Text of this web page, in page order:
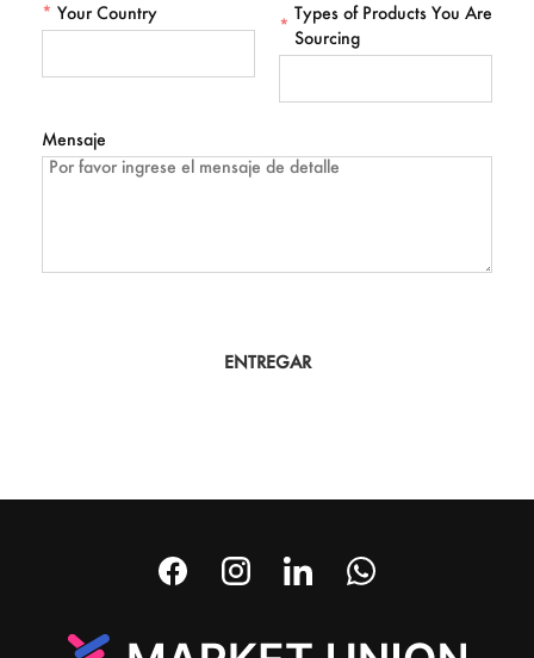
* Your Country
*
Types of Products You Are
Sourcing
Mensaje
ENTREGAR